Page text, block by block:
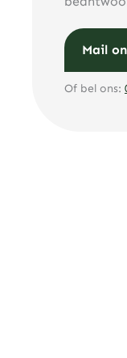
Mail
Of bel ons: